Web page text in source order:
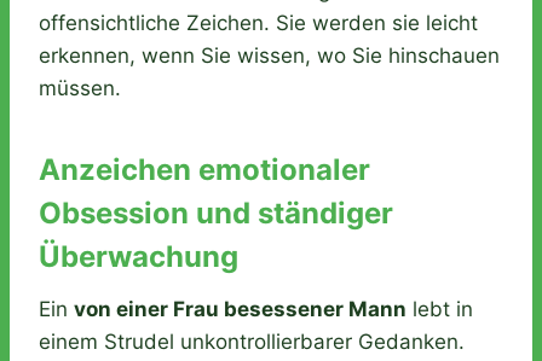
offensichtliche Zeichen. Sie werden sie leicht
erkennen, wenn Sie wissen, wo Sie hinschauen
müssen.
Anzeichen emotionaler
Obsession und ständiger
Überwachung
Ein von einer Frau besessener Mann lebt in
einem Strudel unkontrollierbarer Gedanken.